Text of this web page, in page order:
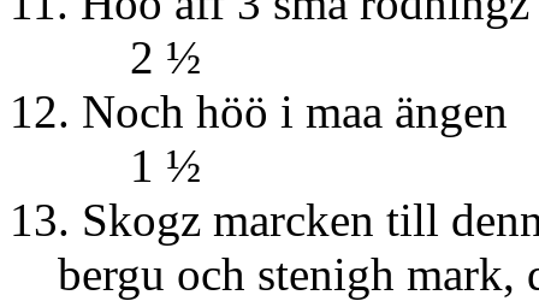
2 ½
12. Noch
1 ½
13. Skogz marcken till
bergu och stenigh mark,